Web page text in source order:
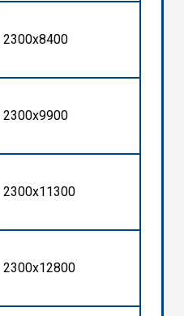
2300x8400
2300x9900
2300x11300
2300x12800